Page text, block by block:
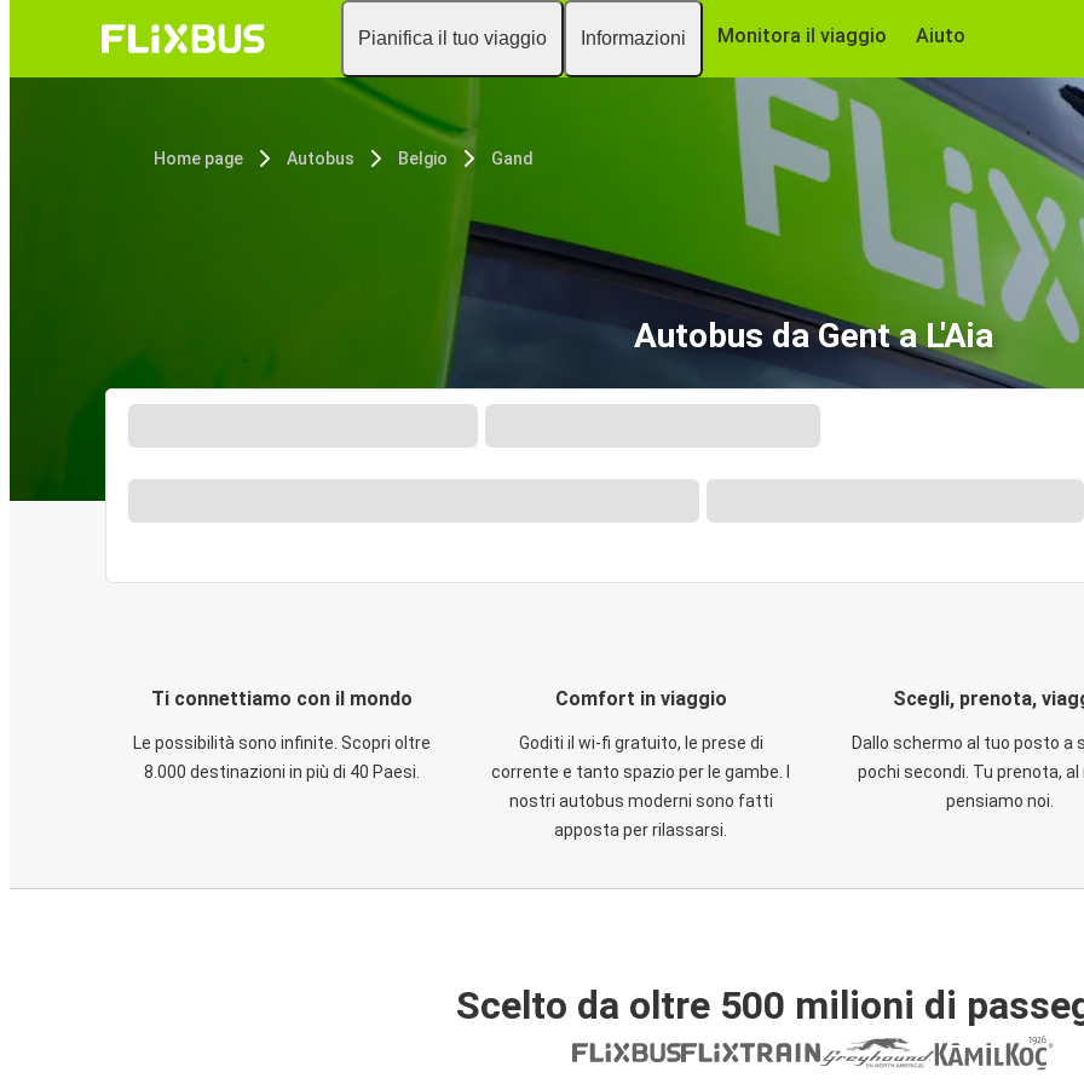
Pianifica il tuo viaggio Informazioni Monitora il viaggio Aiuto
Home page Autobus Belgio Gand
Autobus da Gent a L'Aia
Ti connettiamo con il mondo
Le possibilità sono infinite. Scopri oltre
8.000 destinazioni in più di 40 Paesi.
Comfort in viaggio
Goditi il wi-fi gratuito, le prese di
corrente e tanto spazio per le gambe. I
nostri autobus moderni sono fatti
apposta per rilassarsi.
Scegli, prenota,
Dallo schermo al tuo posto a
pochi secondi. Tu prenota,
pensiamo noi.
Scelto da oltre 500 milioni di